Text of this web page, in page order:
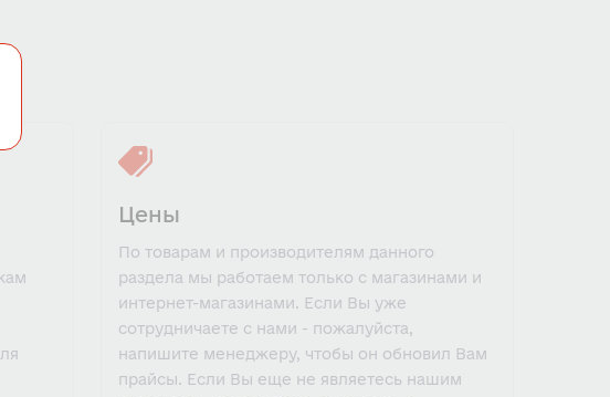
Цены
По товарам и производителям данного
раздела мы работаем только с магазинами и
интернет-магазинами. Если Вы уже
сотрудничаете с нами - пожалуйста,
напишите менеджеру, чтобы он обновил Вам
прайсы. Если Вы еще не являетесь нашим